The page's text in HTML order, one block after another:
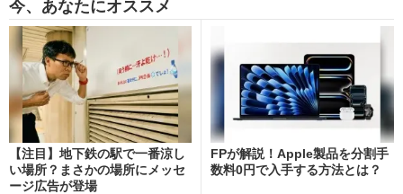
今、あなたにオススメ
【注目】地下鉄の駅で一番涼し
い場所？まさかの場所にメッセ
ージ広告が登場
FPが解説！Apple製品を分割手
数料0円で入手する方法とは？